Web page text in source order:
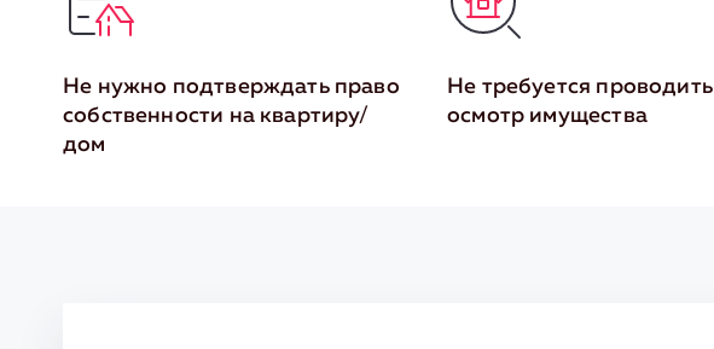
Не нужно подтверждать право
собственности на квартиру/
дом
Не требуется проводить
осмотр имущества